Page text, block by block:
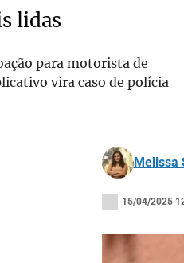
lidas
para motorista de
vira caso de polícia
Melissa
15/04/2025